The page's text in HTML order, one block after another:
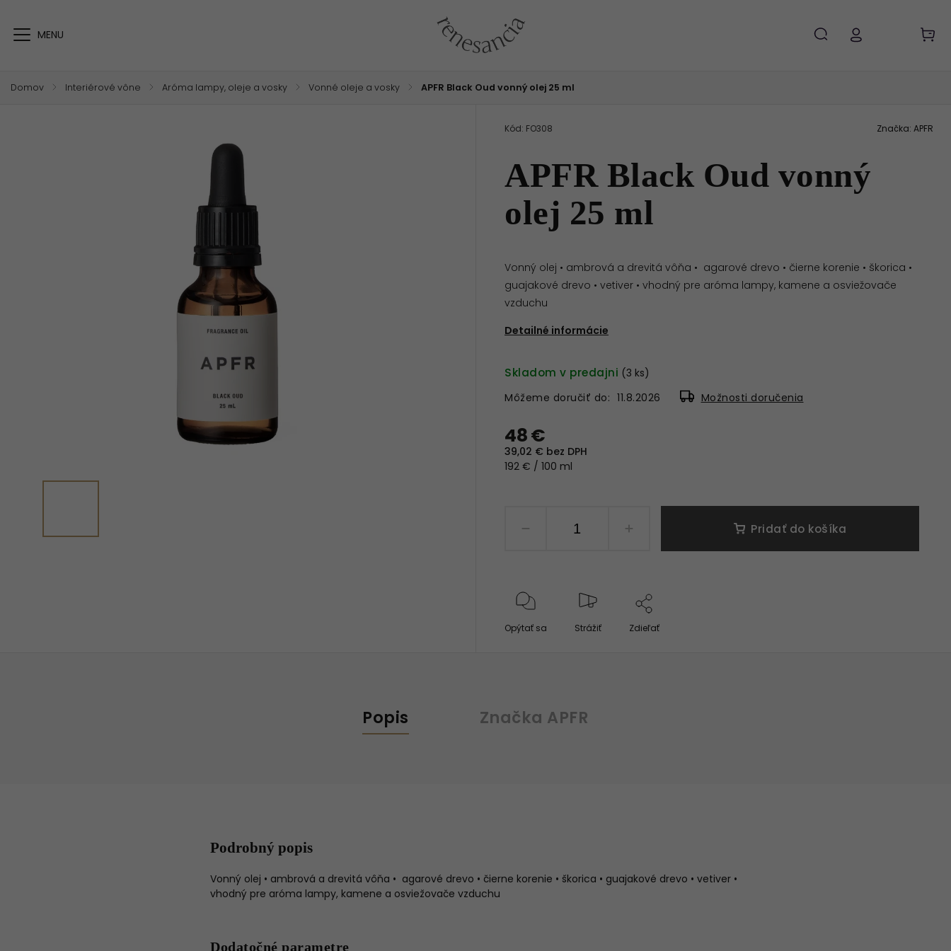
Domov / Interiérové vône / Aróma lampy, oleje a vosky / Vonné oleje a vosky / APFR Black Oud vonný olej 25 ml
APFR Black Oud vonný
olej 25 ml
Kód: FO308
Vonný olej • ambrová a drevitá vôňa • agarové drevo • čierne korenie • škorica •
guajakové drevo • vetiver • vhodný pre aróma lampy, kamene a osviežovače
vzduchu
Detailné informácie
Značka: APFR
48 €
39,02 € bez DPH
192 € / 100 ml
Skladom v predajni (3 ks)
Môžeme doručiť do: 11.8.2026 Možnosti doručenia
Pridať do košíka
Opýtať sa Strážiť Zdieľať
Popis Značka APFR
Podrobný popis
Vonný olej • ambrová a drevitá vôňa • agarové drevo • čierne korenie • škorica • guajakové drevo • vetiver •
vhodný pre aróma lampy, kamene a osviežovače vzduchu
Dodatočné parametre